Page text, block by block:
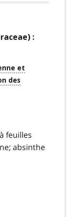
:
feuilles
absinthe